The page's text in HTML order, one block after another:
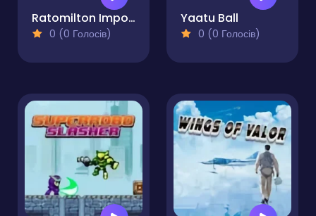
Ratomilton Imposter Us
0 (0 Голосів)
Yaatu Ball
0 (0 Голосів)